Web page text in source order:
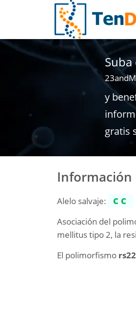
y
gratis
Información
Alelo salvaje:
CC
Asociación del
mellitus tipo 2, la
El polimorfismo